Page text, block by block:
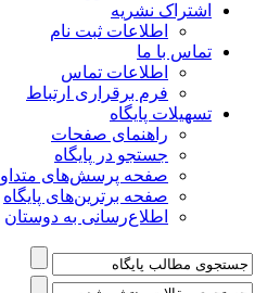
اشتراک نشریه
اطلاعات ثبت نام
تماس با ما
اطلاعات تماس
فرم برقراری ارتباط
تسهیلات پایگاه
راهنمای صفحات
جستجو در پایگاه
صفحه پرسش‌های متداول
صفحه برترین‌های پایگاه
اطلاع‌رسانی به دوستان